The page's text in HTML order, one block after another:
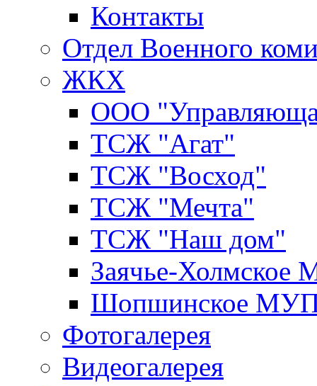
Контакты
Отдел Военного
ЖКХ
ООО
ТСЖ "Агат"
ТСЖ "Восход"
ТСЖ "Мечта"
ТСЖ "Наш дом"
Заячье-
Шопшинское
Фотогалерея
Видеогалерея